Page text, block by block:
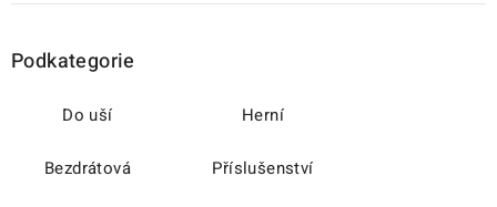
Podkategorie
Do uší Herní
Bezdrátová Příslušenství